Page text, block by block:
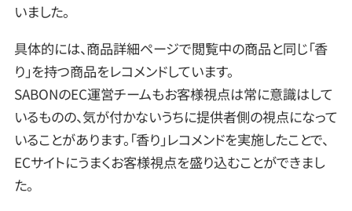
いました。
具体的には、商品詳細ページで閲覧中の商品と同じ「香
り」を持つ商品をレコメンドしています。
SABONのEC運営チームもお客様視点は常に意識はして
いるものの、気が付かないうちに提供者側の視点になって
いることがあります。「香り」レコメンドを実施したことで、
ECサイトにうまくお客様視点を盛り込むことができまし
た。